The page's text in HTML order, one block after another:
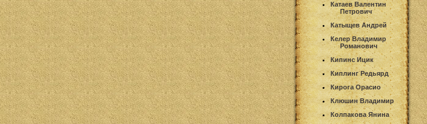
Катаев Валентин
Петрович
Катыщев Андрей
Келер Владимир
Романович
Кипинс Ицик
Киплинг Редьярд
Кирога Орасио
Клюшин Владимир
Колпакова Янина